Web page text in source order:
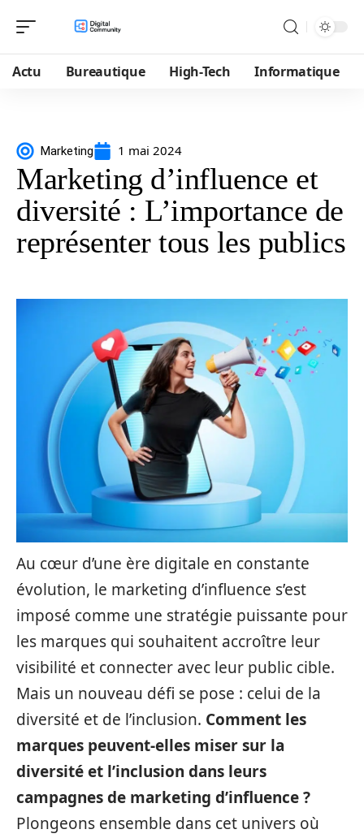
Actu Bureautique High-Tech Informatique
Marketing 1 mai 2024
Marketing d’influence et
diversité : L’importance de
représenter tous les publics
Au cœur d’une ère digitale en constante
évolution, le marketing d’influence s’est
imposé comme une stratégie puissante pour
les marques qui souhaitent accroître leur
visibilité et connecter avec leur public cible.
Mais un nouveau défi se pose : celui de la
diversité et de l’inclusion. Comment les
marques peuvent-elles miser sur la
diversité et l’inclusion dans leurs
campagnes de marketing d’influence ?
Plongeons ensemble dans cet univers où